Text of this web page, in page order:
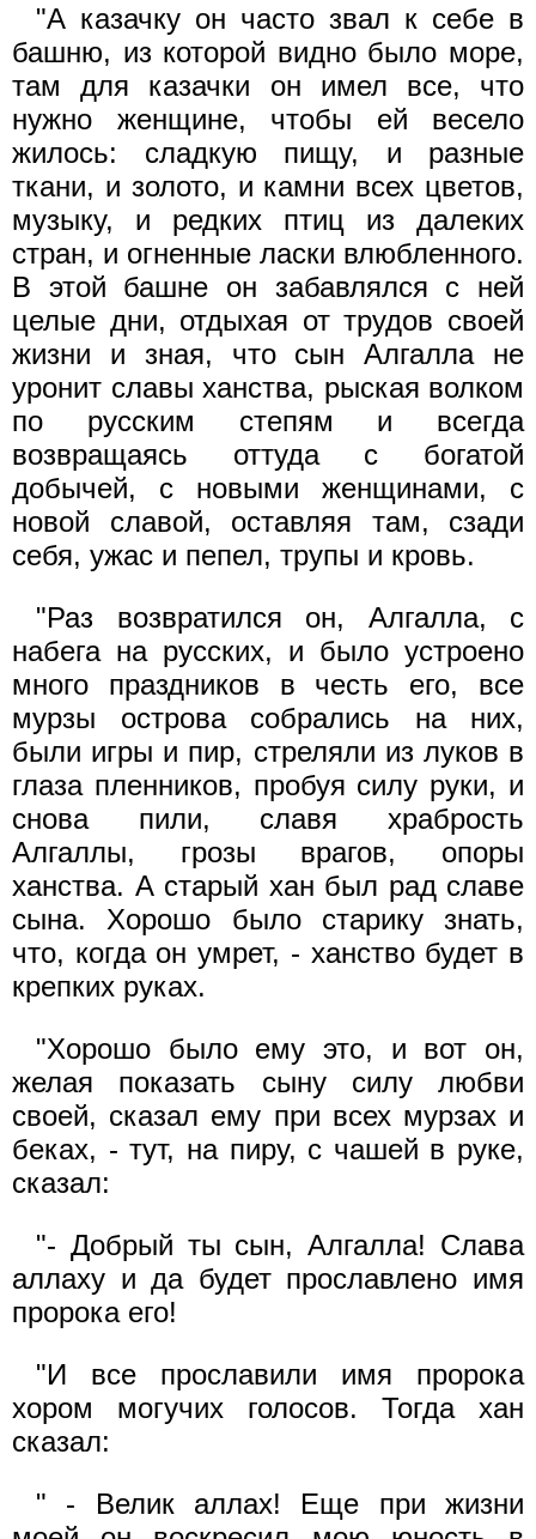
"А казачку он часто звал к себе в
башню, из которой видно было море,
там для казачки он имел все, что
нужно женщине, чтобы ей весело
жилось: сладкую пищу, и разные
ткани, и золото, и камни всех цветов,
музыку, и редких птиц из далеких
стран, и огненные ласки влюбленного.
В этой башне он забавлялся с ней
целые дни, отдыхая от трудов своей
жизни и зная, что сын Алгалла не
уронит славы ханства, рыская волком
по русским степям и всегда
возвращаясь оттуда с богатой
добычей, с новыми женщинами, с
новой славой, оставляя там, сзади
себя, ужас и пепел, трупы и кровь.
"Раз возвратился он, Алгалла, с
набега на русских, и было устроено
много праздников в честь его, все
мурзы острова собрались на них,
были игры и пир, стреляли из луков в
глаза пленников, пробуя силу руки, и
снова пили, славя храбрость
Алгаллы, грозы врагов, опоры
ханства. А старый хан был рад славе
сына. Хорошо было старику знать,
что, когда он умрет, - ханство будет в
крепких руках.
"Хорошо было ему это, и вот он,
желая показать сыну силу любви
своей, сказал ему при всех мурзах и
беках, - тут, на пиру, с чашей в руке,
сказал:
"- Добрый ты сын, Алгалла! Слава
аллаху и да будет прославлено имя
пророка его!
"И все прославили имя пророка
хором могучих голосов. Тогда хан
сказал:
" - Велик аллах! Еще при жизни